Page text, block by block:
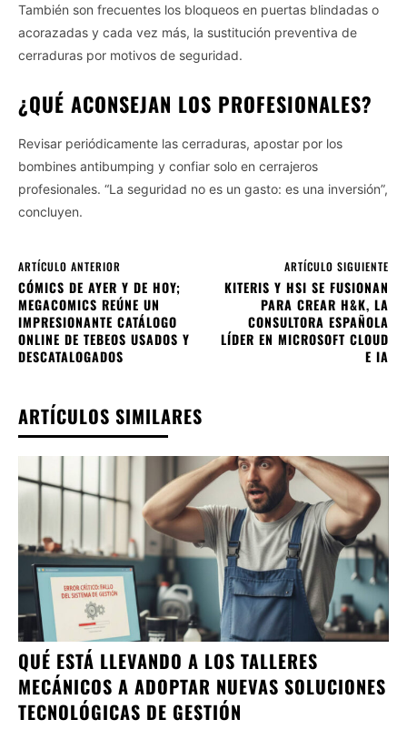
También son frecuentes los bloqueos en puertas blindadas o
acorazadas y cada vez más, la sustitución preventiva de
cerraduras por motivos de seguridad.
¿QUÉ ACONSEJAN LOS PROFESIONALES?
Revisar periódicamente las cerraduras, apostar por los
bombines antibumping y confiar solo en cerrajeros
profesionales. “La seguridad no es un gasto: es una inversión”,
concluyen.
ARTÍCULO ANTERIOR
CÓMICS DE AYER Y DE HOY;
MEGACOMICS REÚNE UN
IMPRESIONANTE CATÁLOGO
ONLINE DE TEBEOS USADOS Y
DESCATALOGADOS
ARTÍCULO SIGUIENTE
KITERIS Y HSI SE FUSIONAN
PARA CREAR H&K, LA
CONSULTORA ESPAÑOLA
LÍDER EN MICROSOFT CLOUD
E IA
ARTÍCULOS SIMILARES
QUÉ ESTÁ LLEVANDO A LOS TALLERES
MECÁNICOS A ADOPTAR NUEVAS SOLUCIONES
TECNOLÓGICAS DE GESTIÓN